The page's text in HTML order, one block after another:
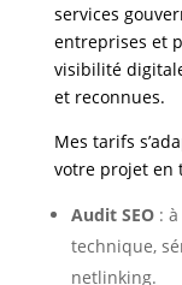
services
entreprises et
visibilité
et reconnues.
Mes tarifs
votre projet en
Audit SEO: à
technique,
netlinking.